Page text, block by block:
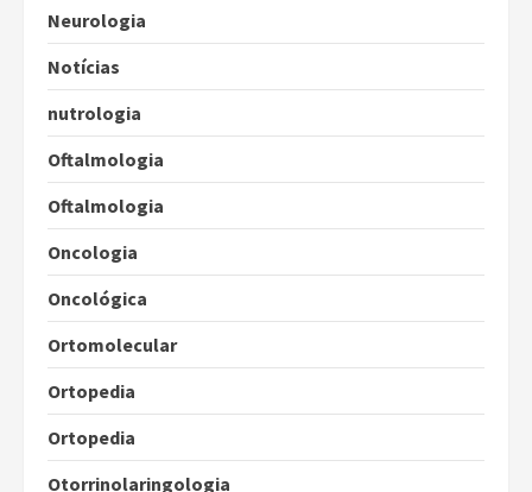
Neurologia
Notícias
nutrologia
Oftalmologia
Oftalmologia
Oncologia
Oncológica
Ortomolecular
Ortopedia
Ortopedia
Otorrinolaringologia